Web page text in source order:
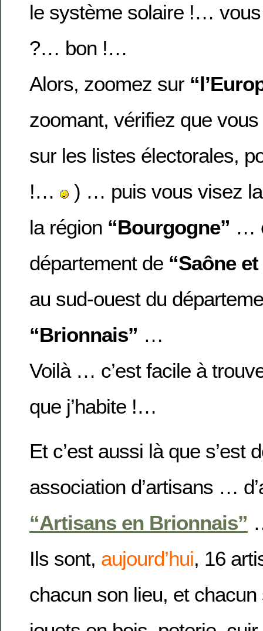
le système solaire !…
?… bon !…
Alors, zoomez sur
zoomant, vérifiez que
sur les listes électorales,
!…
) … puis vous visez
la région “Bourgogne” …
département de “Saône
au sud-ouest du
“Brionnais” …
Voilà … c’est facile à
que j’habite !…
Et c’est aussi là que s’est
association d’artisans …
“Artisans en Brionnais”
Ils sont, aujourd’hui, 16
chacun son lieu, et